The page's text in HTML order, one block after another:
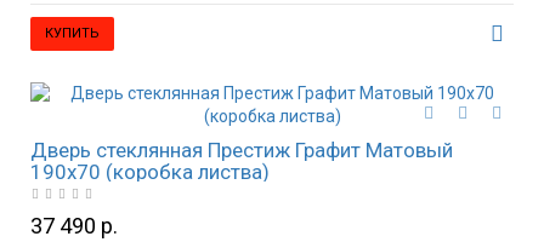
КУПИТЬ
Дверь стеклянная Престиж Графит Матовый
190х70 (коробка листва)
37 490 р.